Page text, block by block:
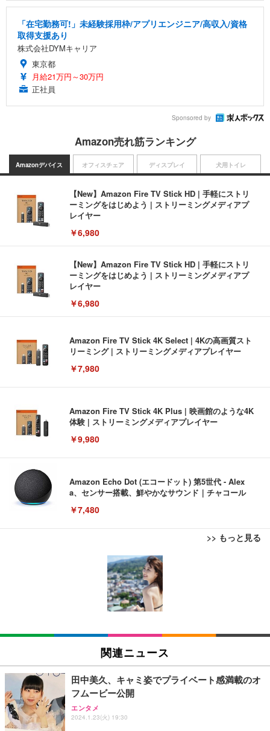
「在宅勤務可!」未経験採用枠/アプリエンジニア/高収入/資格
取得支援あり
株式会社DYMキャリア
東京都
月給21万円～30万円
正社員
Sponsored by
Amazon売れ筋ランキング
Amazonデバイス
【New】Amazon Fire TV Stick HD | 手軽にストリ
ーミングをはじめよう | ストリーミングメディアプ
レイヤー
￥6,980
【New】Amazon Fire TV Stick HD | 手軽にストリ
ーミングをはじめよう | ストリーミングメディアプ
レイヤー
￥6,980
Amazon Fire TV Stick 4K Select | 4Kの高画質スト
リーミング | ストリーミングメディアプレイヤー
￥7,980
Amazon Fire TV Stick 4K Plus | 映画館のような4K
体験 | ストリーミングメディアプレイヤー
￥9,980
Amazon Echo Dot (エコードット) 第5世代 - Alex
a、センサー搭載、鮮やかなサウンド｜チャコール
￥7,480
>> もっと見る
オフィスチェア
[EdoErgo] オフィスチェア 椅子 テレワーク 疲れな
い 跳ね上げ式アームレスト コンパクト 約105度ロッ
キング pc 事務椅子 360度回転 座面昇降 強化ナイロ
ン樹脂ベース 通気性メッシュ 在宅ワーク H-WY01
(黒網+黒枠+黒足)
SIHOO B100 オフィスチェア／デスクチェア メッシ
ュチェア 人間工学 疲れない ブラック
￥27,999
Sezlife オフィスチェア デスクチェア 疲れない テレ
ワーク チェア 強化バックレスト 30度ロッキング機
能 人間工学 椅子 腰サポート 90度跳ね上げ式アーム
ディスプレイ
EIZO ビジネス向けプレミアムモニター | FlexScan
EV3240X-WT | 31.5型4K UHD・USB Type-C・ホワ
￥105,595
EIZO ビジネス向けプレミアムモニター | FlexScan
【純正品】27"ゲーミングモニター DualSense 充電
フック付き（CFI-ZDM1J）
犬用トイレ
Amazonベーシック ペットシーツ 薄型 レギュラー 1
回使い捨て 無香料 ホワイト 300枚
Amazonベーシック ペットシーツ 厚型 ワイド 42枚
x2袋(84枚) ホワイト(吸収面:ライトブルー)
￥3,234
ネオ・ルーライフ ネオ・オムツ L 中型犬用 26枚入
り 単品
関連ニュース
田中美久、キャミ姿でプライベート感満載のオ
フムービー公開
エンタメ
2024.1.23(火) 19:30